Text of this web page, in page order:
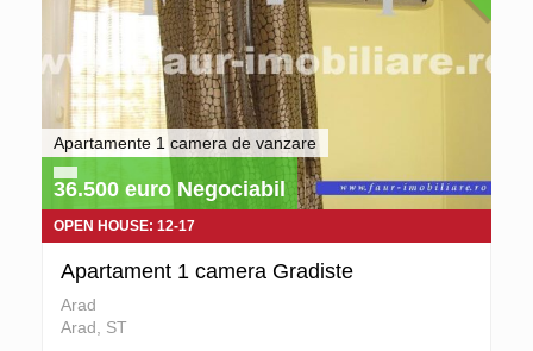
Apartamente 1 camera de vanzare
36.500 euro Negociabil
OPEN HOUSE: 12-17
Apartament 1 camera Gradiste
Arad
Arad, ST